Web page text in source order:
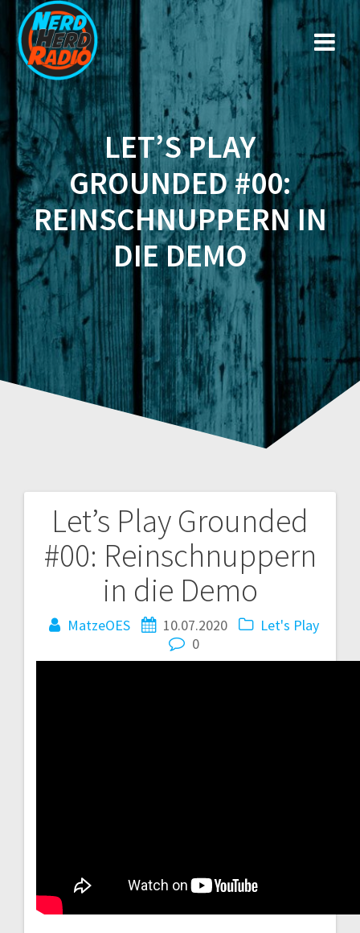
Zum
Inhalt
springen
LET’S PLAY
GROUNDED #00:
REINSCHNUPPERN IN
DIE DEMO
Let’s Play Grounded
#00: Reinschnuppern
in die Demo
MatzeOES 10.07.2020
Let's Play
0
Beitragsnavigation